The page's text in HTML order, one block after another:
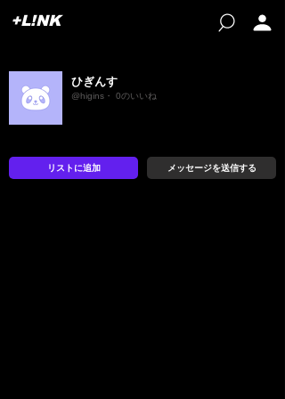
+L!NK
ひぎんす
@higins・ 0のいいね
リストに追加 メッセージを送信する